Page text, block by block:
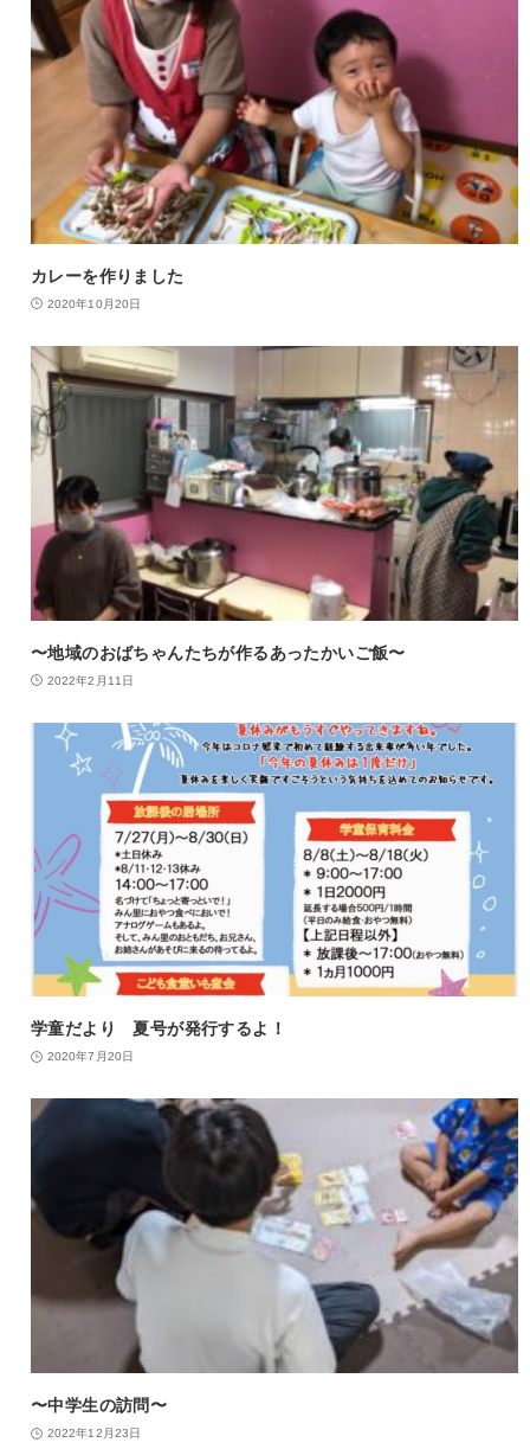
カレーを作りました
2020年10月20日
〜地域のおばちゃんたちが作るあったかいご飯〜
2022年2月11日
学童だより 夏号が発行するよ！
2020年7月20日
〜中学生の訪問〜
2022年12月23日